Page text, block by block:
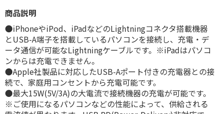
商品説明
●iPhoneやiPod、iPadなどのLightningコネクタ搭載機器
とUSB-A端子を搭載しているパソコンを接続し、充電・デ
ータ通信が可能なLightningケーブルです。※iPadはパソコ
ンからは充電できません。
●Apple社製品に対応したUSB-Aポート付きの充電器との接
続で、家庭用コンセントから充電可能です。
●最大15W(5V/3A)の大電流で接続機器の充電が可能です。
※ご使用になるパソコンなどの性能によって、供給される